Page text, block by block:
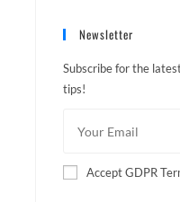
Newsletter
Subscribe for the
tips!
Accept GDPR